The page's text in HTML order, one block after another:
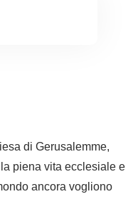
di Gerusalemme,
piena vita ecclesiale e
ancora vogliono